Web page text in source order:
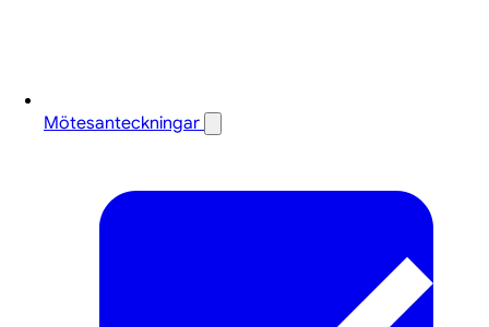
Mötesanteckningar